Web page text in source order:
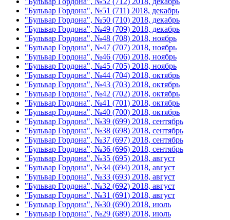
"Бульвар Гордона", №51 (711) 2018, декабрь
"Бульвар Гордона", №50 (710) 2018, декабрь
"Бульвар Гордона", №49 (709) 2018, декабрь
"Бульвар Гордона", №48 (708) 2018, ноябрь
"Бульвар Гордона", №47 (707) 2018, ноябрь
"Бульвар Гордона", №46 (706) 2018, ноябрь
"Бульвар Гордона", №45 (705) 2018, ноябрь
"Бульвар Гордона", №44 (704) 2018, октябрь
"Бульвар Гордона", №43 (703) 2018, октябрь
"Бульвар Гордона", №42 (702) 2018, октябрь
"Бульвар Гордона", №41 (701) 2018, октябрь
"Бульвар Гордона", №40 (700) 2018, октябрь
"Бульвар Гордона", №39 (699) 2018, сентябрь
"Бульвар Гордона", №38 (698) 2018, сентябрь
"Бульвар Гордона", №37 (697) 2018, сентябрь
"Бульвар Гордона", №36 (696) 2018, сентябрь
"Бульвар Гордона", №35 (695) 2018, август
"Бульвар Гордона", №34 (694) 2018, август
"Бульвар Гордона", №33 (693) 2018, август
"Бульвар Гордона", №32 (692) 2018, август
"Бульвар Гордона", №31 (691) 2018, август
"Бульвар Гордона", №30 (690) 2018, июль
"Бульвар Гордона", №29 (689) 2018, июль